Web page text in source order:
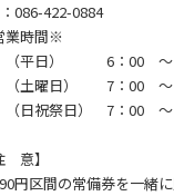
422-0884
時間※
日） 6：00 ～
日） 7：00 ～
祭日） 7：00 ～
意】
区間の常備券を一緒に